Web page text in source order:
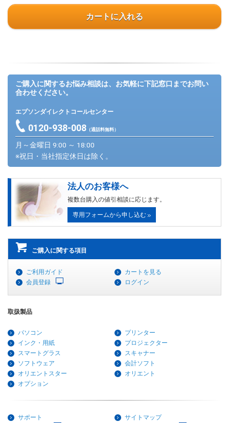
カートに入れる
ご購入に関するお悩み相談は、お気軽に下記窓口までお問い
合わせください。
エプソンダイレクトコールセンター
0120-938-008（通話料無料）
月～金曜日 9:00 ～ 18:00
※祝日・当社指定休日は除く。
法人のお客様へ
複数台購入の値引相談に応じます。
専用フォームから申し込む
ご購入に関する項目
ご利用ガイド
カートを見る
会員登録
ログイン
取扱製品
パソコン
プリンター
インク・用紙
プロジェクター
スマートグラス
スキャナー
ソフトウェア
会計ソフト
オリエントスター
オリエント
オプション
サポート サイトマップ